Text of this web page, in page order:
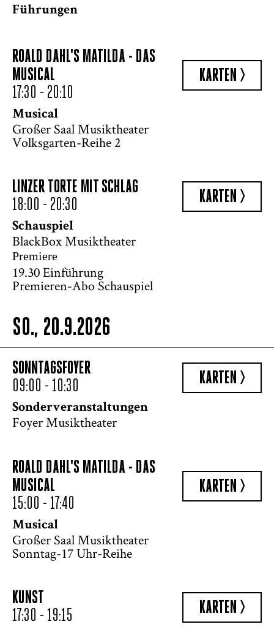
Führungen
ROALD DAHL'S MATILDA - DAS
MUSICAL
17:30 - 20:10
KARTEN >
Musical
Großer Saal Musiktheater
Volksgarten-Reihe 2
LINZER TORTE MIT SCHLAG
18:00 - 20:30
KARTEN >
Schauspiel
BlackBox Musiktheater
Premiere
19.30 Einführung
Premieren-Abo Schauspiel
SO., 20.9.2026
SONNTAGSFOYER
09:00 - 10:30
KARTEN >
Sonderveranstaltungen
Foyer Musiktheater
ROALD DAHL'S MATILDA - DAS
MUSICAL
15:00 - 17:40
KARTEN >
Musical
Großer Saal Musiktheater
Sonntag-17 Uhr-Reihe
KUNST
17:30 - 19:15
KARTEN >